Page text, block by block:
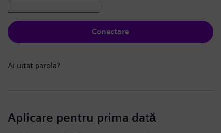
Conectare
Ai uitat parola?
Aplicare pentru prima dată